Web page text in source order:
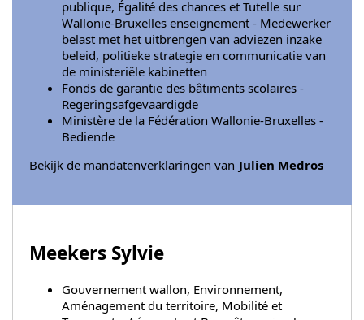
publique, Égalité des chances et Tutelle sur
Wallonie-Bruxelles enseignement - Medewerker
belast met het uitbrengen van adviezen inzake
beleid, politieke strategie en communicatie van
de ministeriële kabinetten
Fonds de garantie des bâtiments scolaires -
Regeringsafgevaardigde
Ministère de la Fédération Wallonie-Bruxelles -
Bediende
Bekijk de mandatenverklaringen van Julien Medros
Meekers Sylvie
Gouvernement wallon, Environnement,
Aménagement du territoire, Mobilité et